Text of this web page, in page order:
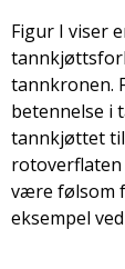
Figur I viser
tannkronen.
betennelse i
tannkjøttet til
rotoverflaten
være følsom
eksempel